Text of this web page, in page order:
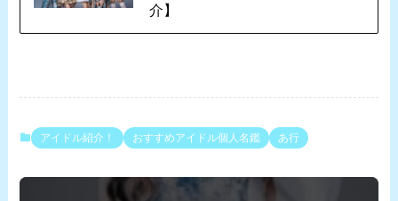
介】
アイドル紹介！ おすすめアイドル個人名鑑 あ行